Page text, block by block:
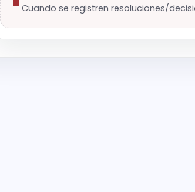
Cuando se registren resoluciones/